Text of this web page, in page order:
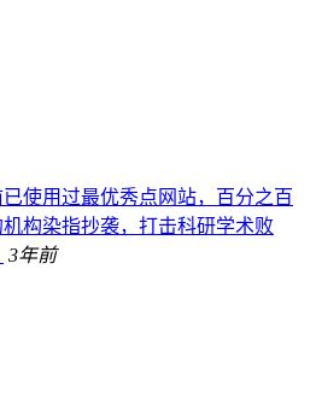
使用过最优秀点网站，百分之百
构染指抄袭，打击科研学术败
3年前